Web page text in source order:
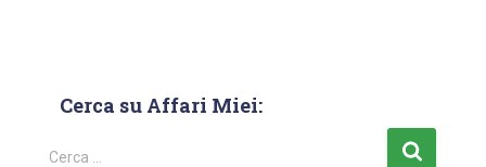
Cerca su Affari Miei:
Cerca …